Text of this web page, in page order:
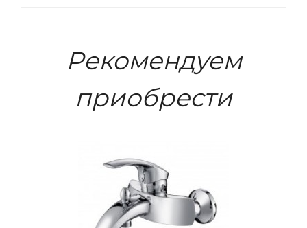
Рекомендуем
приобрести